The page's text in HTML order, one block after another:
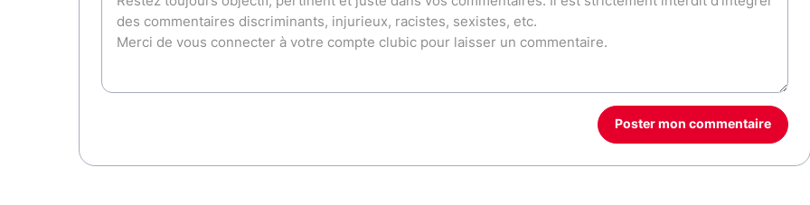
Poster mon commentaire